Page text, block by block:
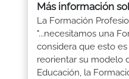
Más información
La Formación
"...necesitamos una
considera que esto
reorientar su modelo
Educación, la